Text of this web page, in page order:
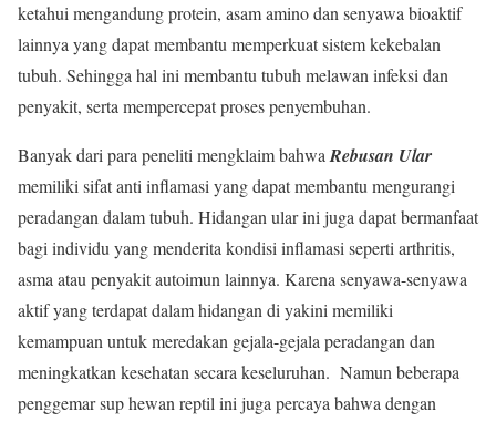
ketahui mengandung protein, asam amino dan senyawa bioaktif
lainnya yang dapat membantu memperkuat sistem kekebalan
tubuh. Sehingga hal ini membantu tubuh melawan infeksi dan
penyakit, serta mempercepat proses penyembuhan.
Banyak dari para peneliti mengklaim bahwa Rebusan Ular
memiliki sifat anti inflamasi yang dapat membantu mengurangi
peradangan dalam tubuh. Hidangan ular ini juga dapat bermanfaat
bagi individu yang menderita kondisi inflamasi seperti arthritis,
asma atau penyakit autoimun lainnya. Karena senyawa-senyawa
aktif yang terdapat dalam hidangan di yakini memiliki
kemampuan untuk meredakan gejala-gejala peradangan dan
meningkatkan kesehatan secara keseluruhan. Namun beberapa
penggemar sup hewan reptil ini juga percaya bahwa dengan